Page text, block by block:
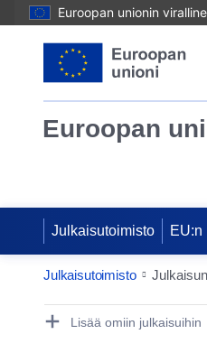
Euroopan unionin
Euroopan
Julkaisutoimisto EU:n
Julkaisutoimisto
Publication
Lisää omiin julkaisuihin